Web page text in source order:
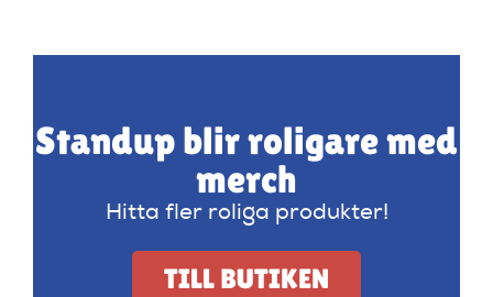
Standup blir roligare med
merch
Hitta fler roliga produkter!
TILL BUTIKEN